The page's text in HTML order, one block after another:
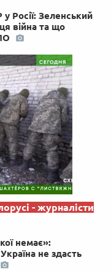
Росії: Зеленський
війна та що
- журналісти
немає»:
не здасть